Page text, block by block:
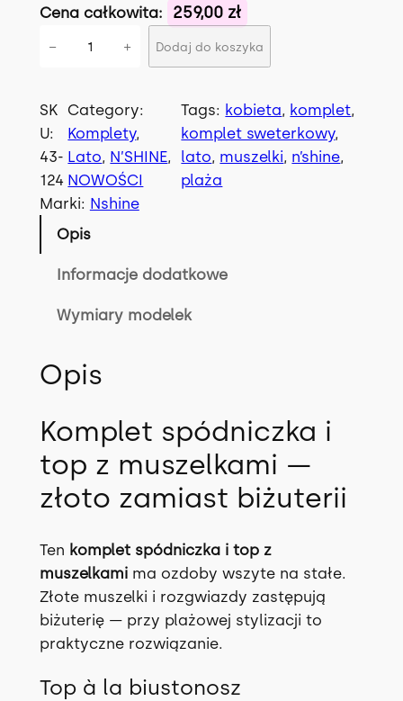
Cena całkowita: 259,00 zł
ś
ć
K
o
m
L
L
w
3
o
o
r
a
c
h
− + Dodaj do koszyka
SK
U:
43-
124
Category:
Komplety
Lato, N’SHINE
NOWOŚCI
Tags: kobieta, komplet
komplet sweterkowy
lato, muszelki, n’shine
plaża
Marki: Nshine
Opis
Informacje dodatkowe
Wymiary modelek
Opis
Komplet spódniczka i
top z muszelkami —
złoto zamiast biżuterii
Ten komplet spódniczka i top z
muszelkamima ozdoby wszyte na stałe.
Złote muszelki i rozgwiazdy zastępują
biżuterię — przy plażowej stylizacji to
praktyczne rozwiązanie.
Top à la biustonosz